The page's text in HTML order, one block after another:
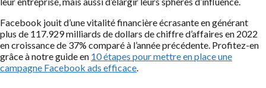
Facebook jouit d’une vitalité financière écrasante en générant
plus de 117.929 milliards de dollars de chiffre d’affaires en 2022
en croissance de 37% comparé à l’année précédente. Profitez-en
grâce à notre guide en 10 étapes pour mettre en place une
campagne Facebook ads efficace